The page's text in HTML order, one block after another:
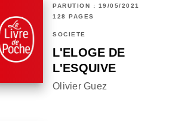
PARUTION : 19/05/2021
128 PAGES
SOCIÉTÉ
L'ELOGE DE
L'ESQUIVE
Olivier Guez